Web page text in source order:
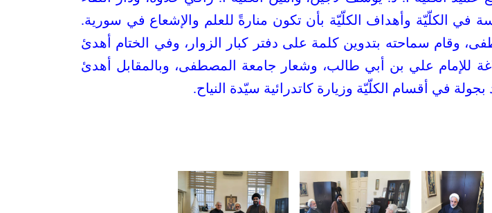
في الكلّيّة وأهداف الكلّيّة بأن تكون منارةً للعلم والإشعاع في سورية.
وقام سماحته بتدوين كلمة على دفتر كبار الزوار، وفي الختام أهدئ
للإمام علي بن أبي طالب، وشعار جامعة المصطفى، وبالمقابل أهدئ
في أقسام الكلّيّة وزيارة كاتدرائية سيّدة النياح.